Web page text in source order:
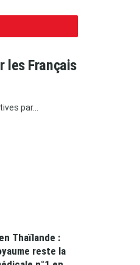
les Français
par...
Thaïlande :
reste la